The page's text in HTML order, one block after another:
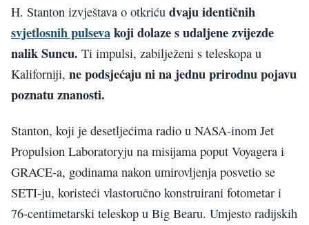
H. Stanton izvještava o otkriću dvaju identičnih
svjetlosnih pulsevakoji dolaze s udaljene zvijezde
nalik Suncu. Ti impulsi, zabilježeni s teleskopa u
Kaliforniji, ne podsjećaju ni na jednu prirodnu pojavu
poznatu znanosti.
Stanton, koji je desetljećima radio u NASA-inom Jet
Propulsion Laboratoryju na misijama poput Voyagera i
GRACE-a, godinama nakon umirovljenja posvetio se
SETI-ju, koristeći vlastoručno konstruirani fotometar i
76-centimetarski teleskop u Big Bearu. Umjesto radijskih